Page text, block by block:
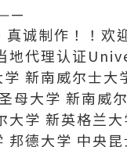
诚制作！！欢
地代理认证
新南威尔士
母大学 新南威
学 新英格兰
德大学 中央